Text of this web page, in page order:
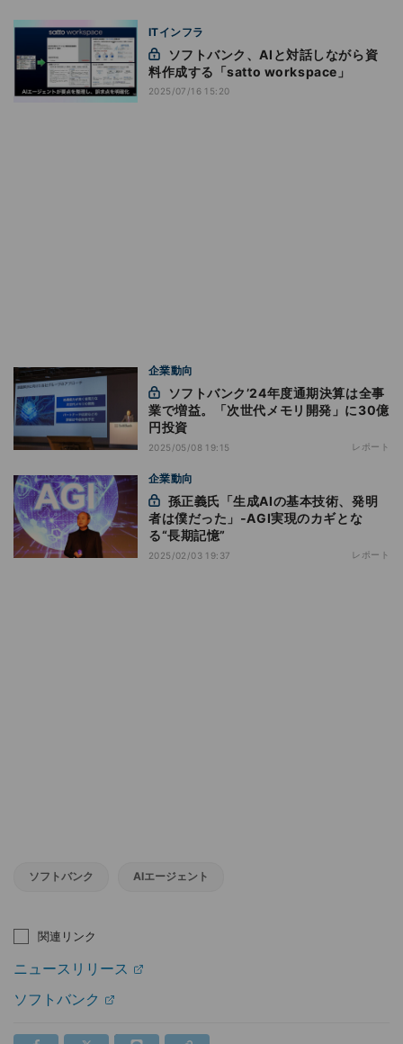
ITインフラ
料作成する「satto workspace」
2025/07/16 15:20
企業動向
業で増益。「次世代メモリ開発」に30億
円投資
2025/05/08 19:15 レポート
企業動向
者は僕だった」‐AGI実現のカギとな
る“長期記憶”
2025/02/03 19:37 レポート
ソフトバンク AIエージェント
関連リンク
ニュースリリース
ソフトバンク